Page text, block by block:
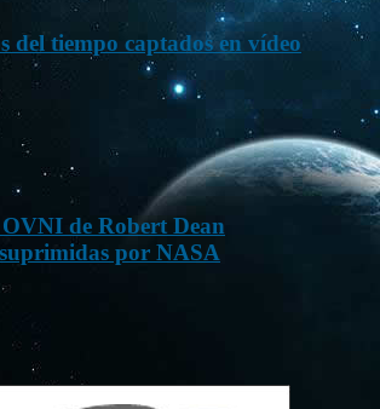
del tiempo captados en vídeo
de Robert Dean
por NASA